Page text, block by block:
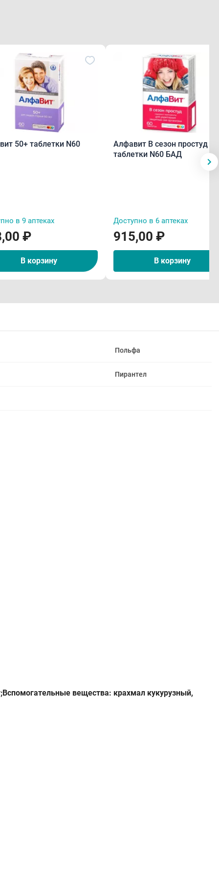
50+ таблетки N60
в 9 аптеках
₽
В корзину
Алфавит В сезон простуд
таблетки N60 БАД
Доступно в 6 аптеках
915,00 ₽
В корзину
Польфа
Пирантел
вещества: крахмал кукурузный,